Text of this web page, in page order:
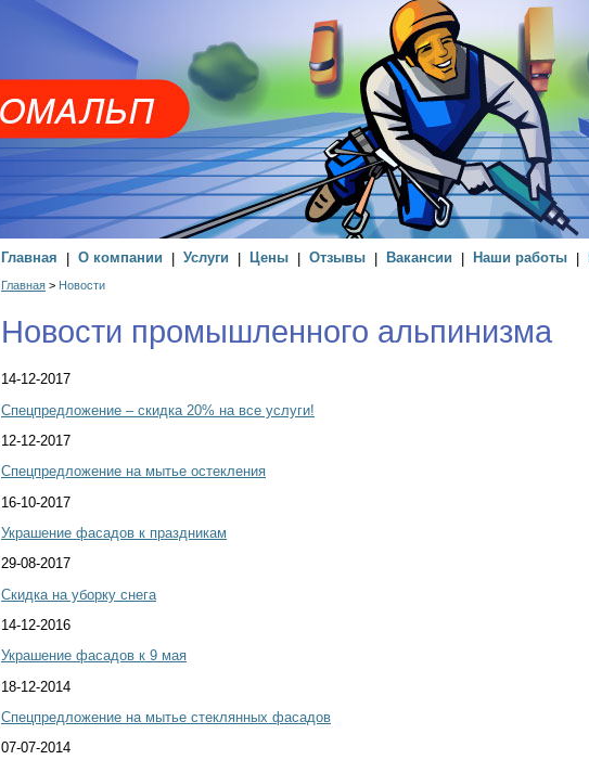
Главная О компании Услуги Цены Отзывы Вакансии Наши работы
Главная > Новости
Новости промышленного альпинизма
14-12-2017
Спецпредложение – скидка 20% на все услуги!
12-12-2017
Спецпредложение на мытье остекления
16-10-2017
Украшение фасадов к праздникам
29-08-2017
Скидка на уборку снега
14-12-2016
Украшение фасадов к 9 мая
18-12-2014
Спецпредложение на мытье стеклянных фасадов
07-07-2014